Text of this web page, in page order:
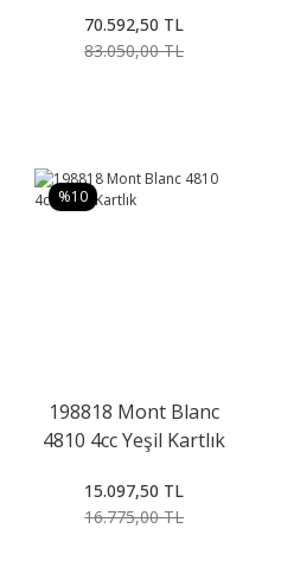
70.592,50 TL
83.050,00 TL
%10
198818 Mont Blanc
4810 4cc Yeşil Kartlık
15.097,50 TL
16.775,00 TL